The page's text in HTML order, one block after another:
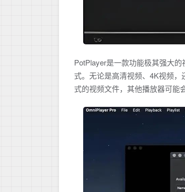
PotPlayer是一款功能极其强大
式。无论是高清视频、4K视频
式的视频文件，其他播放器可能